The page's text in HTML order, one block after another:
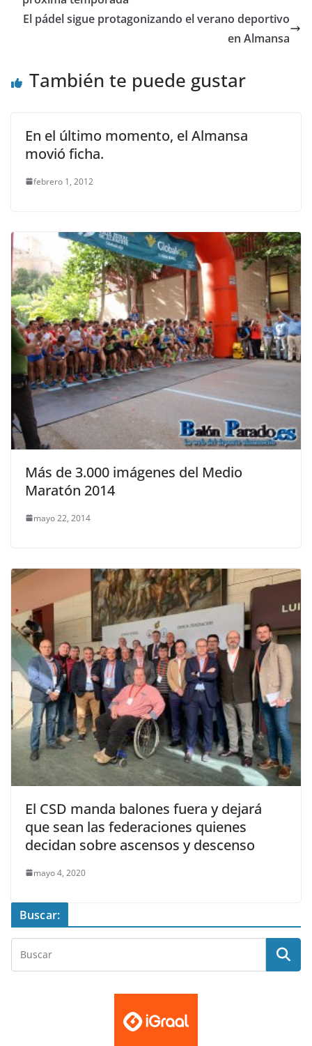
El pádel sigue protagonizando el verano deportivo
en Almansa
También te puede gustar
En el último momento, el Almansa
movió ficha.
febrero 1, 2012
Más de 3.000 imágenes del Medio
Maratón 2014
mayo 22, 2014
El CSD manda balones fuera y dejará
que sean las federaciones quienes
decidan sobre ascensos y descenso
mayo 4, 2020
Buscar: